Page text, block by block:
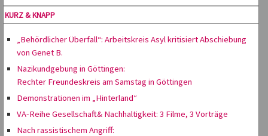
KURZ & KNAPP
„Behördlicher Überfall“: Arbeitskreis Asyl kritisiert Abschiebung
von Genet B.
Nazikundgebung in Göttingen:
Rechter Freundeskreis am Samstag in Göttingen
Demonstrationen im „Hinterland“
VA-Reihe Gesellschaft& Nachhaltigkeit: 3 Filme, 3 Vorträge
Nach rassistischem Angriff: